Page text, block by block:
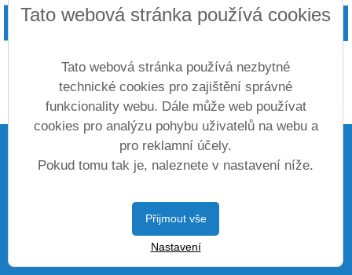
ADRESA
Základní škola Václava Havla v Kralupech nad Vltavou,
příspěvková organizace
Tato webová stránka používá cookies
Tato webová stránka používá nezbytné
technické cookies pro zajištění správné
funkcionality webu. Dále může web používat
cookies pro analýzu pohybu uživatelů na webu a
pro reklamní účely.
Pokud tomu tak je, naleznete v nastavení níže.
Přijmout vše
Nastavení